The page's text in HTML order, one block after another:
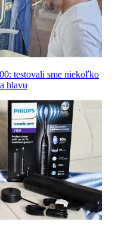
testovali sme niekoľko
hlavu